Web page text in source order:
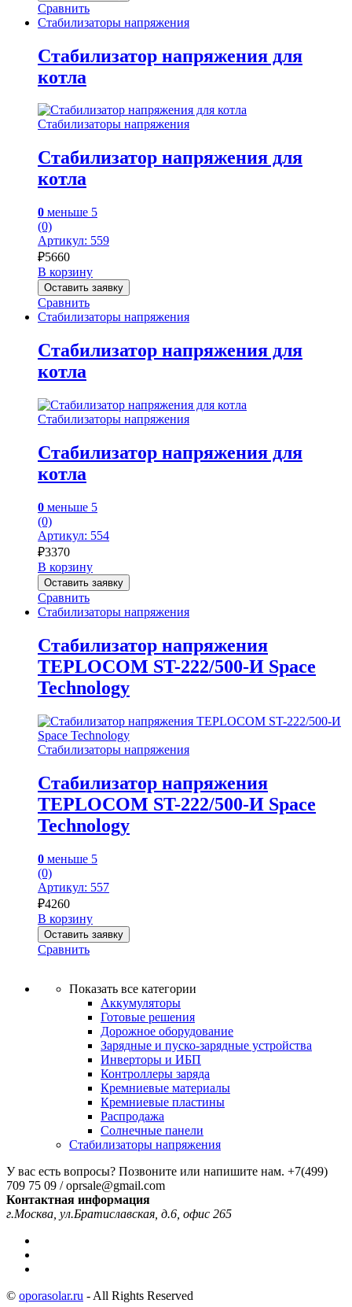
Сравнить
Стабилизаторы напряжения
Стабилизатор напряжения для
котла
Стабилизаторы напряжения
Стабилизатор напряжения для
котла
0 меньше 5
(0)
Артикул: 559
₽5660
В корзину
Оставить заявку
Сравнить
Стабилизаторы напряжения
Стабилизатор напряжения для
котла
Стабилизаторы напряжения
Стабилизатор напряжения для
котла
0 меньше 5
(0)
Артикул: 554
₽3370
В корзину
Оставить заявку
Сравнить
Стабилизаторы напряжения
Стабилизатор напряжения
TEPLOCOM ST-222/500-И Space
Technology
Стабилизаторы напряжения
Стабилизатор напряжения
TEPLOCOM ST-222/500-И Space
Technology
0 меньше 5
(0)
Артикул: 557
₽4260
В корзину
Оставить заявку
Сравнить
Показать все категории
Аккумуляторы
Готовые решения
Дорожное оборудование
Зарядные и пуско-зарядные устройства
Инверторы и ИБП
Контроллеры заряда
Кремниевые материалы
Кремниевые пластины
Распродажа
Солнечные панели
Стабилизаторы напряжения
У вас есть вопросы? Позвоните или напишите нам. +7(499)
709 75 09 / oprsale@gmail.com
Контактная информация
г.Москва, ул.Братиславская, д.6, офис 265
© oporasolar.ru - All Rights Reserved